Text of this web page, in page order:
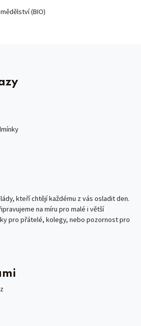
(BIO)
kteří chtějí každému z vás osladit den.
na míru pro malé i větší
pro přátelé, kolegy, nebo pozornost pro